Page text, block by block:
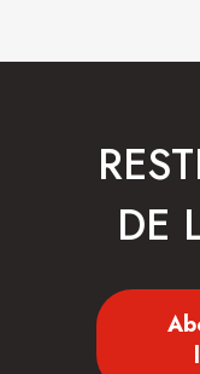
DE